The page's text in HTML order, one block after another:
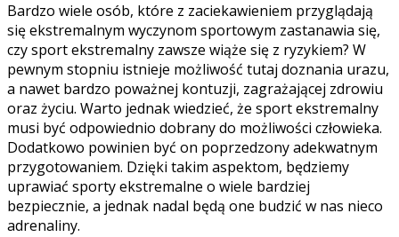
Bardzo wiele osób, które z zaciekawieniem przyglądają
się ekstremalnym wyczynom sportowym zastanawia się,
czy sport ekstremalny zawsze wiąże się z ryzykiem? W
pewnym stopniu istnieje możliwość tutaj doznania urazu,
a nawet bardzo poważnej kontuzji, zagrażającej zdrowiu
oraz życiu. Warto jednak wiedzieć, że sport ekstremalny
musi być odpowiednio dobrany do możliwości człowieka.
Dodatkowo powinien być on poprzedzony adekwatnym
przygotowaniem. Dzięki takim aspektom, będziemy
uprawiać sporty ekstremalne o wiele bardziej
bezpiecznie, a jednak nadal będą one budzić w nas nieco
adrenaliny.